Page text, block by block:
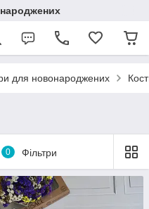
для новонароджених
0 Фільтри